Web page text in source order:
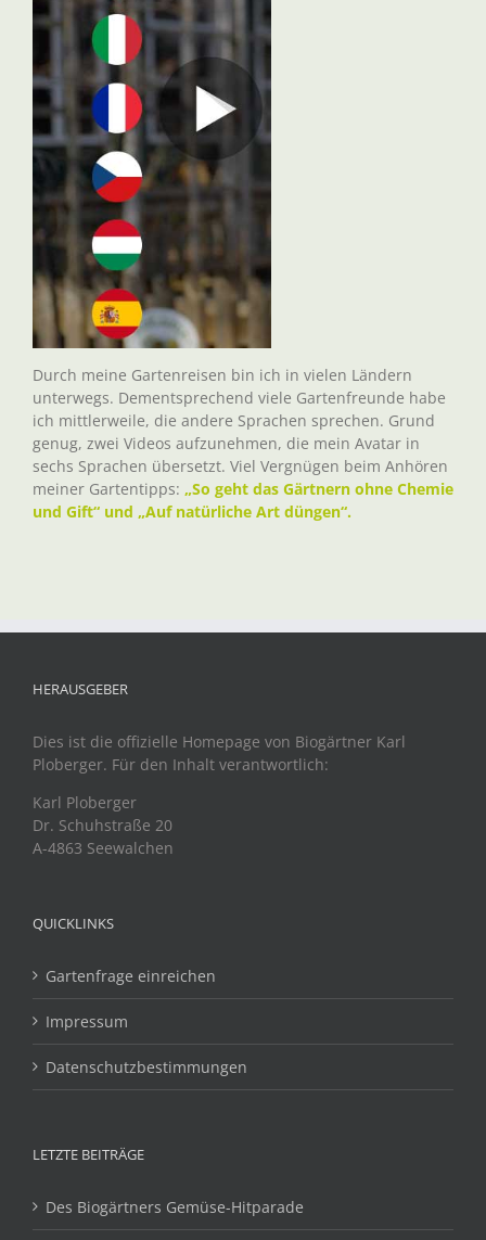
Durch meine Gartenreisen bin ich in vielen Ländern
unterwegs. Dementsprechend viele Gartenfreunde habe
ich mittlerweile, die andere Sprachen sprechen. Grund
genug, zwei Videos aufzunehmen, die mein Avatar in
sechs Sprachen übersetzt. Viel Vergnügen beim Anhören
meiner Gartentipps: „So geht das Gärtnern ohne Chemie
und Gift“ und „Auf natürliche Art düngen“.
HERAUSGEBER
Dies ist die offizielle Homepage von Biogärtner Karl
Ploberger. Für den Inhalt verantwortlich:
Karl Ploberger
Dr. Schuhstraße 20
A-4863 Seewalchen
QUICKLINKS
Gartenfrage einreichen
Impressum
Datenschutzbestimmungen
LETZTE BEITRÄGE
Des Biogärtners Gemüse-Hitparade